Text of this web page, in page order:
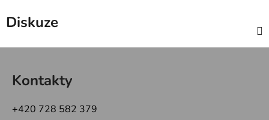
Diskuze
Kontakty
+420 728 582 379